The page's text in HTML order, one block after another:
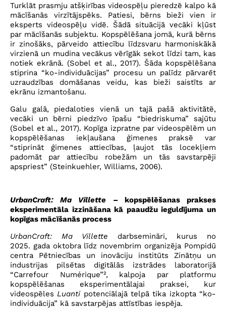
Turklāt prasmju atšķirības videospēļu pieredzē kalpo kā
mācīšanās virzītājspēks. Patiesi, bērns bieži vien ir
eksperts videospēļu vidē. Šādā situācijā vecāki kļūst
par mācīšanās subjektu. Kopspēlēšana jomā, kurā bērns
ir zinošāks, pārveido attiecību līdzsvaru harmoniskākā
virzienā un mudina vecākus vērīgāk sekot līdzi tam, kas
notiek ekrānā. (Sobel et al., 2017). Šāda kopspēlēšana
stiprina “ko-individuācijas” procesu un palīdz pārvarēt
uzraudzības domāšanas veidu, kas bieži saistīts ar
ekrānu izmantošanu.
Galu galā, piedaloties vienā un tajā pašā aktivitātē,
vecāki un bērni piedzīvo īpašu “biedriskuma” sajūtu
(Sobel et al., 2017). Kopīga izpratne par videospēlēm un
kopspēlēšanas iekļaušana ģimenes praksē var
“stiprināt ģimenes attiecības, ļaujot tās locekļiem
padomāt par attiecību robežām un tās savstarpēji
apspriest” (Steinkuehler, Williams, 2006).
UrbanCraft: Ma Villette – kopspēlēšanas prakses
eksperimentāla izzināšana kā paaudžu ieguldījuma un
kopīgas mācīšanās process
UrbanCraft: Ma Villette darbsemināri, kurus no
2025. gada oktobra līdz novembrim organizēja Pompidū
centra Pētniecības un inovāciju institūts Zinātņu un
industrijas pilsētas digitālās izstrādes laboratorijā
“Carrefour Numérique”², kalpoja par platformu
kopspēlēšanas eksperimentālajai praksei, kur
videospēlesLuantipotenciālajā telpā tika izkopta “ko-
individuācija” kā savstarpējas attīstības iespēja.